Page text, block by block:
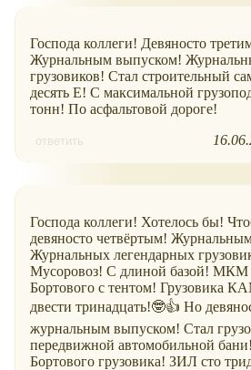
Господа коллеги! Девяносто
Журнальным выпуском!
грузовиков! Стал строительный
десять Е! С максимальной
тонн! По асфальтовой дороге!
ответить
Господа коллеги! Хотелось бы!
девяносто четвёртым!
Журнальных легендарных
Мусоровоз! С длиной базой! МКМ
Бортового с тентом! Грузовика
двести тринадцать!🤓👍 Но
журнальным выпуском! Стал
передвижной автомобильной
Бортового грузовика! ЗИЛ сто